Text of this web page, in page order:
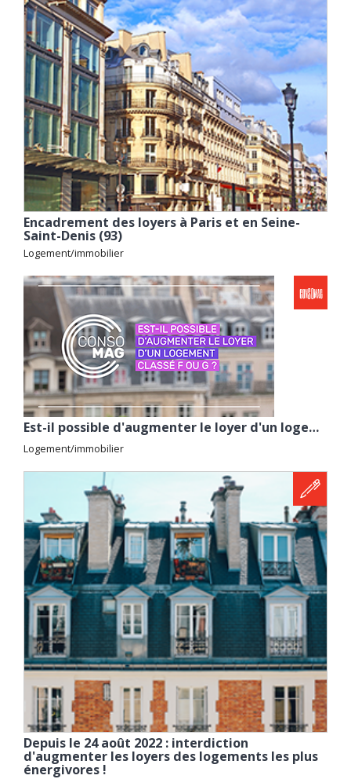
Encadrement des loyers à Paris et en Seine-
Saint-Denis (93)
Logement/immobilier
Est-il possible d'augmenter le loyer d'un logement classé F ou G ? avec la CGL
Logement/immobilier
Depuis le 24 août 2022 : interdiction
d'augmenter les loyers des logements les plus
énergivores !